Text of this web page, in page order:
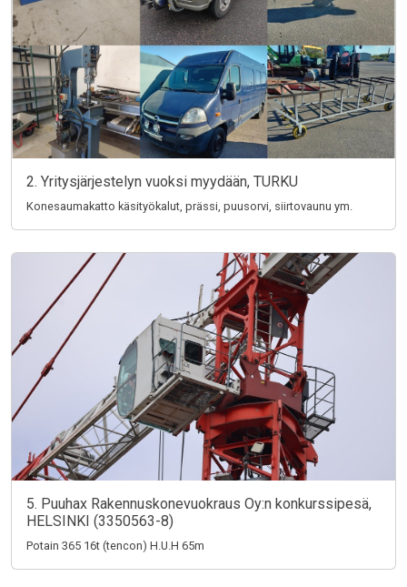
2. Yritysjärjestelyn vuoksi myydään, TURKU
Konesaumakatto käsityökalut, prässi, puusorvi, siirtovaunu ym.
5. Puuhax Rakennuskonevuokraus Oy:n konkurssipesä,
HELSINKI (3350563-8)
Potain 365 16t (tencon) H.U.H 65m